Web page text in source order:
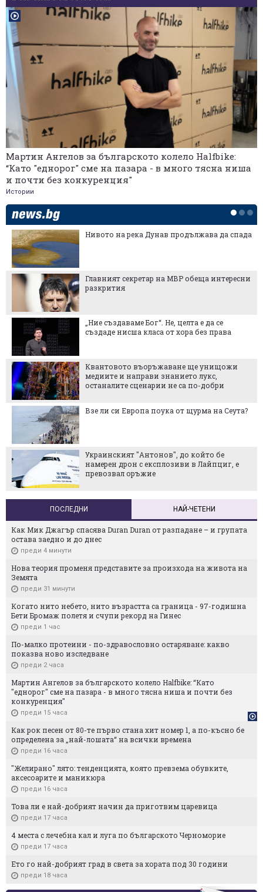
Мартин Ангелов за българското колело Halfbike:
“Като "еднорог" сме на пазара - в много тясна ниша
и почти без конкуренция"
Истории
Нивото на река Дунав продължава да спада
Главният секретар на МВР обеща интересни
разкрития
„Ние създаваме Бог“. Не, целта е да се
създаде нисша класа от хора без права
Квантовото въоръжаване ще унищожи
медиите и направи знанието лукс,
останалите сценарии не са по-добри
Взе ли си Европа поука от щурма на Сеута?
Украинският "Антонов", до който бе
намерен дрон с експлозиви в Лайпциг, е
превозвал оръжие
ПОСЛЕДНИ НАЙ-ЧЕТЕНИ
Как Мик Джагър спасява Duran Duran от разпадане – и групата
остава заедно и до днес
преди 4 минути
Нова теория променя представите за произхода на живота на
Земята
преди 31 минути
Когато нито небето, нито възрастта са граница - 97-годишна
Бети Бромаж полетя и счупи рекорд на Гинес
преди 1 час
По-малко протеини - по-здравословно остаряване: какво
показва ново изследване
преди 2 часа
Мартин Ангелов за българското колело Halfbike: “Като
"еднорог" сме на пазара - в много тясна ниша и почти без
конкуренция"
преди 15 часа
Как рок песен от 80-те първо стана хит номер 1, а по-късно бе
определена за „най-лошата“ на всички времена
преди 16 часа
"Желирано" лято: тенденцията, която превзема обувките,
аксесоарите и маникюра
преди 16 часа
Това ли е най-добрият начин да приготвим царевица
преди 17 часа
4 места с лечебна кал и луга по българското Черноморие
преди 17 часа
Ето го най-добрият град в света за хората под 30 години
преди 18 часа